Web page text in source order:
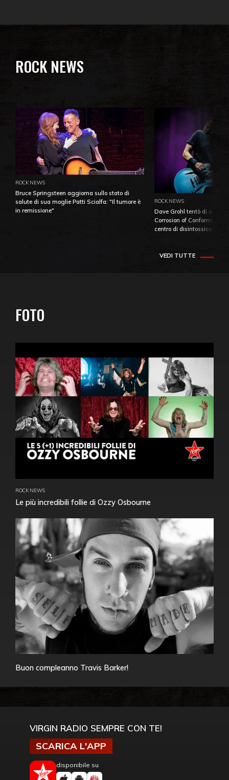
ROCK NEWS
ROCK NEWS
Bruce Springsteen aggiorna sullo stato di
salute di sua moglie Patti Scialfa: "Il tumore è
in remissione"
ROCK NEWS
Dave Grohl tentò di
Corrosion of Conformity
centro di
VEDI TUTTE
FOTO
ROCK NEWS
Le più incredibili follie di Ozzy Osbourne
Buon compleanno Travis Barker!
VIRGIN RADIO SEMPRE CON TE!
SCARICA L'APP
disponibile su